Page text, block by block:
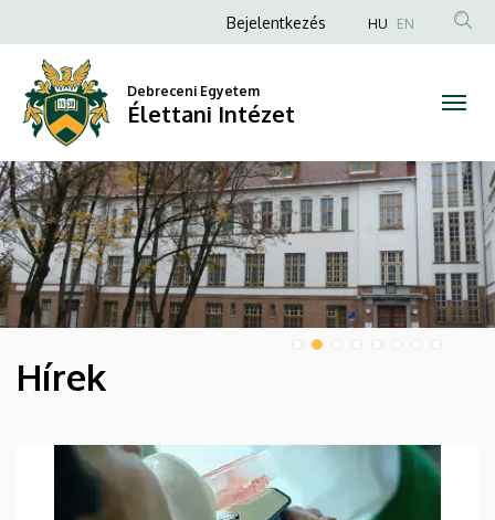
Intézet
Anonim
fiók
menüje
Bejelentkezés HU EN
Debreceni Egyetem
Élettani Intézet
DIAVETÍTÉS
HÍREK
Hírek